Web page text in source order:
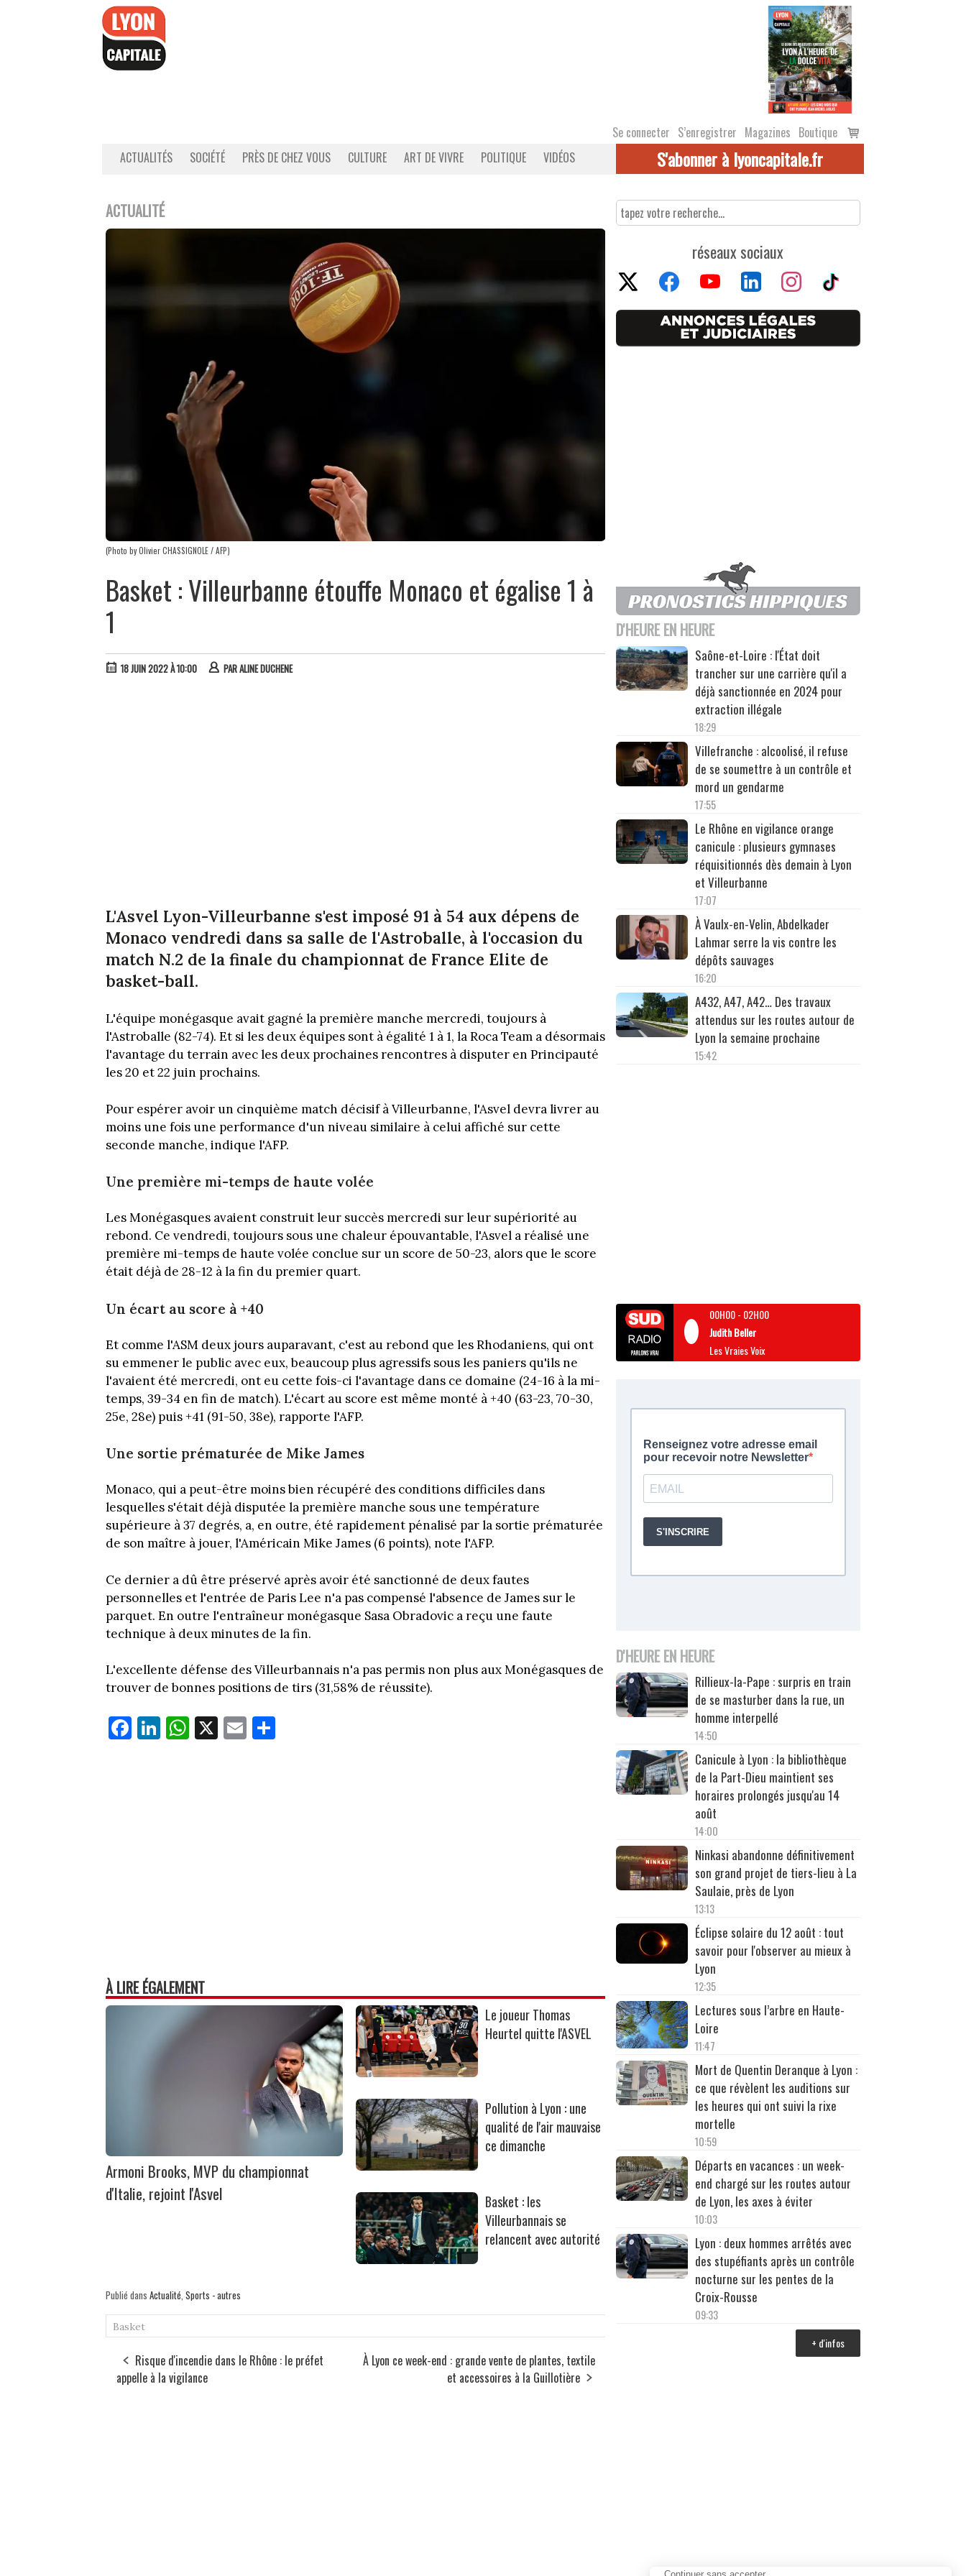
Se connecter S’enregistrer Magazines Boutique
Voir
le
ACTUALITÉS SOCIÉTÉ PRÈS DE CHEZ VOUS CULTURE ART DE VIVRE POLITIQUE VIDÉOS S'abonner à lyoncapitale.fr
ACTUALITÉ
(Photo by Olivier CHASSIGNOLE / AFP)
Basket : Villeurbanne étouffe Monaco et égalise 1 à
1
18 JUIN 2022 À 10:00 PARALINE DUCHENE
L'Asvel Lyon-Villeurbanne s'est imposé 91 à 54 aux dépens de
Monaco vendredi dans sa salle de l'Astroballe, à l'occasion du
match N.2 de la finale du championnat de France Elite de
basket-ball.
L'équipe monégasque avait gagné la première manche mercredi, toujours à
l'Astroballe (82-74). Et si les deux équipes sont à égalité 1 à 1, la Roca Team a désormais
l'avantage du terrain avec les deux prochaines rencontres à disputer en Principauté
les 20 et 22 juin prochains.
Pour espérer avoir un cinquième match décisif à Villeurbanne, l'Asvel devra livrer au
moins une fois une performance d'un niveau similaire à celui affiché sur cette
seconde manche, indique l'AFP.
Une première mi-temps de haute volée
Les Monégasques avaient construit leur succès mercredi sur leur supériorité au
rebond. Ce vendredi, toujours sous une chaleur épouvantable, l'Asvel a réalisé une
première mi-temps de haute volée conclue sur un score de 50-23, alors que le score
était déjà de 28-12 à la fin du premier quart.
Un écart au score à +40
Et comme l'ASM deux jours auparavant, c'est au rebond que les Rhodaniens, qui ont
su emmener le public avec eux, beaucoup plus agressifs sous les paniers qu'ils ne
l'avaient été mercredi, ont eu cette fois-ci l'avantage dans ce domaine (24-16 à la mi-
temps, 39-34 en fin de match). L'écart au score est même monté à +40 (63-23, 70-30,
25e, 28e) puis +41 (91-50, 38e), rapporte l'AFP.
Une sortie prématurée de Mike James
Monaco, qui a peut-être moins bien récupéré des conditions difficiles dans
lesquelles s'était déjà disputée la première manche sous une température
supérieure à 37 degrés, a, en outre, été rapidement pénalisé par la sortie prématurée
de son maître à jouer, l'Américain Mike James (6 points), note l'AFP.
Ce dernier a dû être préservé après avoir été sanctionné de deux fautes
personnelles et l'entrée de Paris Lee n'a pas compensé l'absence de James sur le
parquet. En outre l'entraîneur monégasque Sasa Obradovic a reçu une faute
technique à deux minutes de la fin.
L'excellente défense des Villeurbannais n'a pas permis non plus aux Monégasques de
trouver de bonnes positions de tirs (31,58% de réussite).
Fa
ce
Li
nk
W
ha
X E
m
À LIRE ÉGALEMENT
Armoni Brooks, MVP du championnat
d'Italie, rejoint l'Asvel
Le joueur Thomas
Heurtel quitte l'ASVEL
Pollution à Lyon : une
qualité de l'air mauvaise
ce dimanche
Basket : les
Villeurbannais se
relancent avec autorité
Publié dans Actualité Sports - autres
Basket
Risque d'incendie dans le Rhône : le préfet
appelle à la vigilance
À Lyon ce week-end : grande vente de plantes, textile
et accessoires à la Guillotière
réseaux sociaux
D'HEURE EN HEURE
Saône-et-Loire : l'État doit
trancher sur une carrière qu'il a
déjà sanctionnée en 2024 pour
extraction illégale
18:29
Villefranche : alcoolisé, il refuse
de se soumettre à un contrôle et
mord un gendarme
17:55
Le Rhône en vigilance orange
canicule : plusieurs gymnases
réquisitionnés dès demain à Lyon
et Villeurbanne
17:07
À Vaulx-en-Velin, Abdelkader
Lahmar serre la vis contre les
dépôts sauvages
16:20
A432, A47, A42… Des travaux
attendus sur les routes autour de
Lyon la semaine prochaine
15:42
00H00- 02H00
Judith Beller
Les Vraies Voix
D'HEURE EN HEURE
Rillieux-la-Pape : surpris en train
de se masturber dans la rue, un
homme interpellé
14:50
Canicule à Lyon : la bibliothèque
de la Part-Dieu maintient ses
horaires prolongés jusqu'au 14
août
14:00
Ninkasi abandonne définitivement
son grand projet de tiers-lieu à La
Saulaie, près de Lyon
13:13
Éclipse solaire du 12 août : tout
savoir pour l'observer au mieux à
Lyon
12:35
Lectures sous l’arbre en Haute-
Loire
11:47
Mort de Quentin Deranque à Lyon :
ce que révèlent les auditions sur
les heures qui ont suivi la rixe
mortelle
10:59
Départs en vacances : un week-
end chargé sur les routes autour
de Lyon, les axes à éviter
10:03
Lyon : deux hommes arrêtés avec
des stupéfiants après un contrôle
nocturne sur les pentes de la
Croix-Rousse
09:33
+ d'infos